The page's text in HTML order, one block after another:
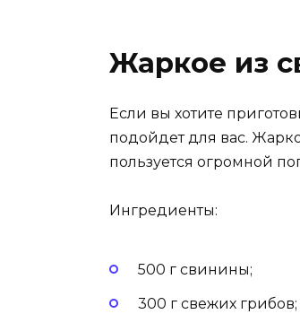
Жаркое из
Если вы хотите
подойдет для вас.
пользуется огромной
Ингредиенты:
500 г свинины;
300 г свежих грибов;